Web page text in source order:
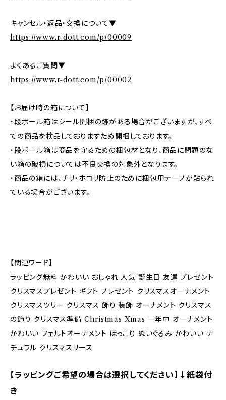
キャンセル・返品・交換について▼
https://www.r-dott.com/p/00009
よくあるご質問▼
https://www.r-dott.com/p/00002
【お届け時の箱について】
・段ボール箱はシール開梱の跡がある場合がございますが、すべ
ての商品を検品しておりますため開梱しております。
・段ボール箱は商品を守るための梱包材となり、商品に問題のな
い箱の破損については不良交換の対象外となります。
・商品の箱には、チリ・ホコリ防止のために梱包用テープが貼られ
ている場合がございます。
【関連ワード】
ラッピング無料 かわいい おしゃれ 人気 誕生日 友達 プレゼント
クリスマスプレゼント ギフト プレゼント クリスマスオーナメント
クリスマスツリー クリスマス 飾り 装飾 オーナメント クリスマス
の飾り クリスマス準備 Christmas Xmas 一年中 オーナメント
かわいい フェルトオーナメント ほっこり ぬいぐるみ かわいい ナ
チュラル クリスマスリース
【ラッピングご希望の場合は選択してください】↓紙袋付
き